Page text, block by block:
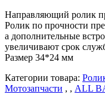
Направляющий ролик
Ролик по прочности
а дополнительные
увеличивают срок
Размер 34*24 мм
Категории товара:
Мотозапчасти , , ALL